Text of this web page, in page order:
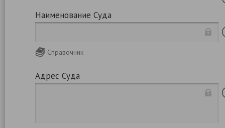
Наименование Суда
Справочник
Адрес Суда